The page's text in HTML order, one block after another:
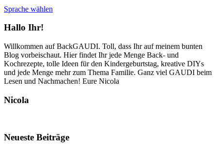
Sprache wählen
Hallo Ihr!
Willkommen auf BackGAUDI. Toll, dass Ihr auf meinem bunten
Blog vorbeischaut. Hier findet Ihr jede Menge Back- und
Kochrezepte, tolle Ideen für den Kindergeburtstag, kreative DIYs
und jede Menge mehr zum Thema Familie. Ganz viel GAUDI beim
Lesen und Nachmachen! Eure Nicola
Nicola
Neueste Beiträge